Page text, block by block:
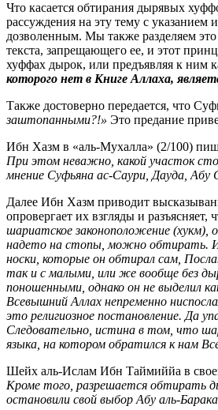
Что касается обтирания дырявых
рассуждения на эту тему с
дозволенным. Мы также разделяем это
текста, запрещающего ее, и этот
хуффах дырок, или предъявляя к ним
которого нет в Книге Аллаха,
Также достоверно передается, что
заштопанными?!» Это предание
Ибн Хазм в «аль-Мухалла» (2/100)
При этом неважно, какой участок
мнение Суфьяна ас-Саури, Дауда, Абу
Далее Ибн Хазм приводит
опровергает их взгляды и
шариатское законоположение
надето на стопы, можно обтирать.
носки, которые он обтирал сам,
так и с малыми, или же вообще без
поношенными, однако он не выделил
Всевышний Аллах непременно
это религиозное постановление. Да
Следовательно, истина в том, что
языка, на котором обратился к нам
Шейх аль-Ислам Ибн Таймиййа в
Кроме того, разрешается обтирать
остановили свой выбор Абу аль-